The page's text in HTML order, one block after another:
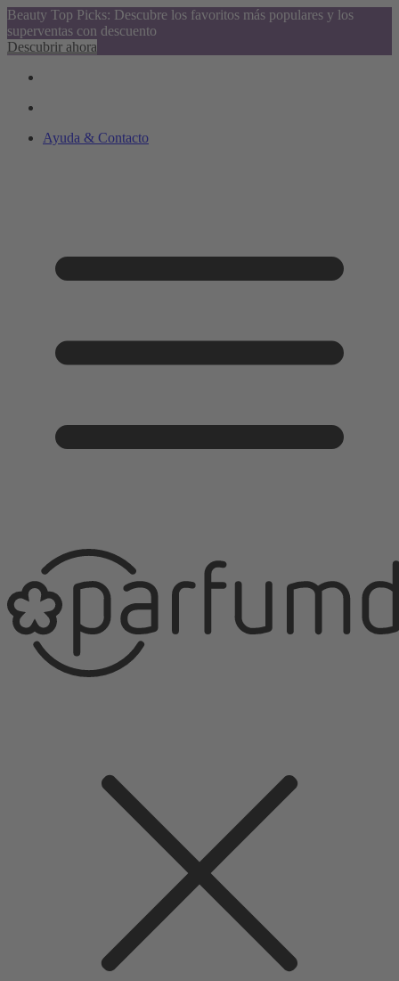
Beauty Top Picks: Descubre los favoritos más populares y los
superventas con descuento
Descubrir ahora
Ayuda & Contacto